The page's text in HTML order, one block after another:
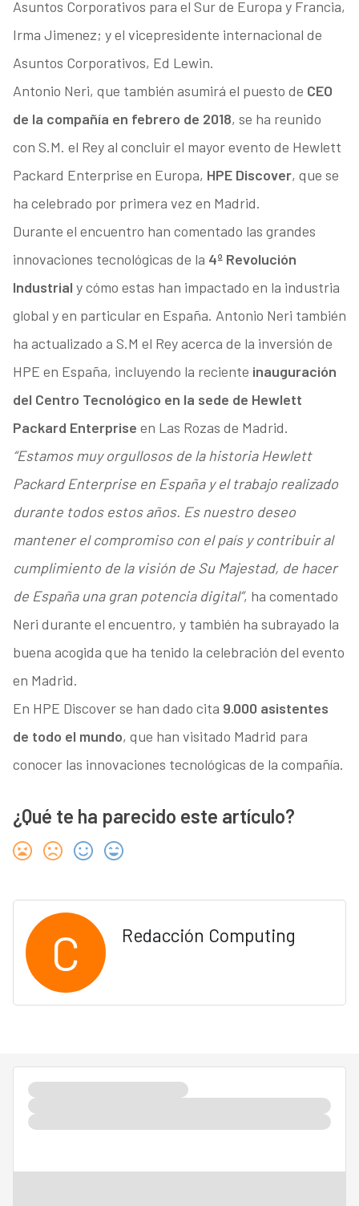
Asuntos Corporativos para el Sur de Europa y Francia,
Irma Jimenez; y el vicepresidente internacional de
Asuntos Corporativos, Ed Lewin.
Antonio Neri, que también asumirá el puesto de CEO
de la compañía en febrero de 2018, se ha reunido
con S.M. el Rey al concluir el mayor evento de Hewlett
Packard Enterprise en Europa, HPE Discover, que se
ha celebrado por primera vez en Madrid.
Durante el encuentro han comentado las grandes
innovaciones tecnológicas de la 4º Revolución
Industrial y cómo estas han impactado en la industria
global y en particular en España. Antonio Neri también
ha actualizado a S.M el Rey acerca de la inversión de
HPE en España, incluyendo la reciente inauguración
del Centro Tecnológico en la sede de Hewlett
Packard Enterprise en Las Rozas de Madrid.
“Estamos muy orgullosos de la historia Hewlett
Packard Enterprise en España y el trabajo realizado
durante todos estos años. Es nuestro deseo
mantener el compromiso con el país y contribuir al
cumplimiento de la visión de Su Majestad, de hacer
de España una gran potencia digital”, ha comentado
Neri durante el encuentro, y también ha subrayado la
buena acogida que ha tenido la celebración del evento
en Madrid.
En HPE Discover se han dado cita 9.000 asistentes
de todo el mundo, que han visitado Madrid para
conocer las innovaciones tecnológicas de la compañía.
¿Qué te ha parecido este artículo?
C Redacción Computing